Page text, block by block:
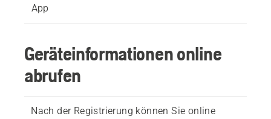
App
Geräteinformationen online
abrufen
Nach der Registrierung können Sie online